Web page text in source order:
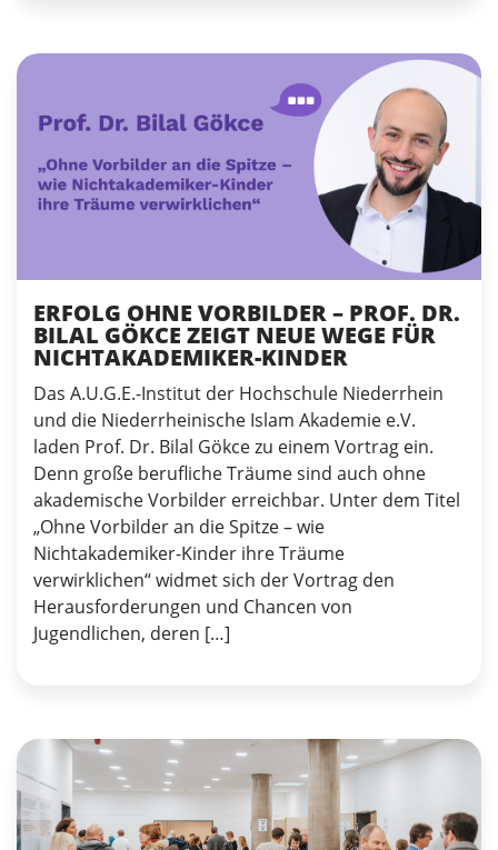
ERFOLG OHNE VORBILDER – PROF. DR.
BILAL GÖKCE ZEIGT NEUE WEGE FÜR
NICHTAKADEMIKER-KINDER
Das A.U.G.E.-Institut der Hochschule Niederrhein
und die Niederrheinische Islam Akademie e.V.
laden Prof. Dr. Bilal Gökce zu einem Vortrag ein.
Denn große berufliche Träume sind auch ohne
akademische Vorbilder erreichbar. Unter dem Titel
„Ohne Vorbilder an die Spitze – wie
Nichtakademiker-Kinder ihre Träume
verwirklichen“ widmet sich der Vortrag den
Herausforderungen und Chancen von
Jugendlichen, deren […]